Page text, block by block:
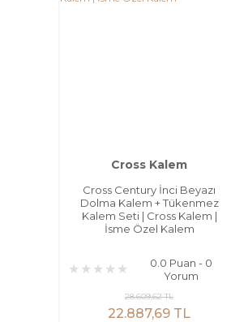
Cross Kalem
Cross Century İnci Beyazı
Dolma Kalem + Tükenmez
Kalem Seti | Cross Kalem |
İsme Özel Kalem
0.0 Puan - 0
Yorum
22.887,69 TL
28.609,62 TL